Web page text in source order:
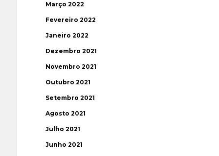
Março 2022
Fevereiro 2022
Janeiro 2022
Dezembro 2021
Novembro 2021
Outubro 2021
Setembro 2021
Agosto 2021
Julho 2021
Junho 2021